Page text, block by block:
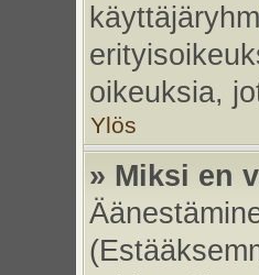
oikeuksia,
Ylös
» Miksi en